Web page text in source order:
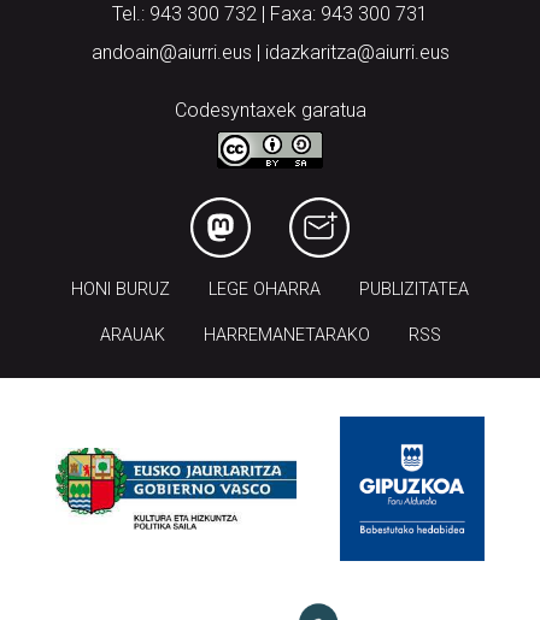
Tel.: 943 300 732 | Faxa: 943 300 731
andoain@aiurri.eus | idazkaritza@aiurri.eus
Codesyntaxek garatua
HONI BURUZ LEGE OHARRA PUBLIZITATEA
ARAUAK HARREMANETARAKO RSS